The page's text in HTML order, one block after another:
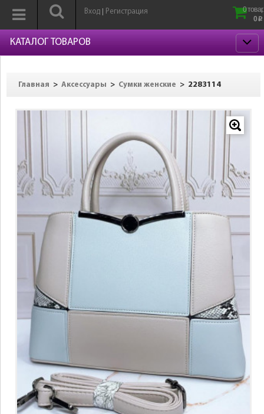
Вход Регистрация
0
0 p
КАТАЛОГ ТОВАРОВ
Главная > Аксессуары > Сумки женские > 2283114